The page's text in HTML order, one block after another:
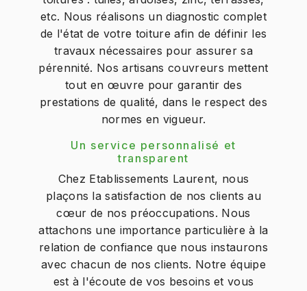
etc. Nous réalisons un diagnostic complet
de l'état de votre toiture afin de définir les
travaux nécessaires pour assurer sa
pérennité. Nos artisans couvreurs mettent
tout en œuvre pour garantir des
prestations de qualité, dans le respect des
normes en vigueur.
Un service personnalisé et
transparent
Chez Etablissements Laurent, nous
plaçons la satisfaction de nos clients au
cœur de nos préoccupations. Nous
attachons une importance particulière à la
relation de confiance que nous instaurons
avec chacun de nos clients. Notre équipe
est à l'écoute de vos besoins et vous